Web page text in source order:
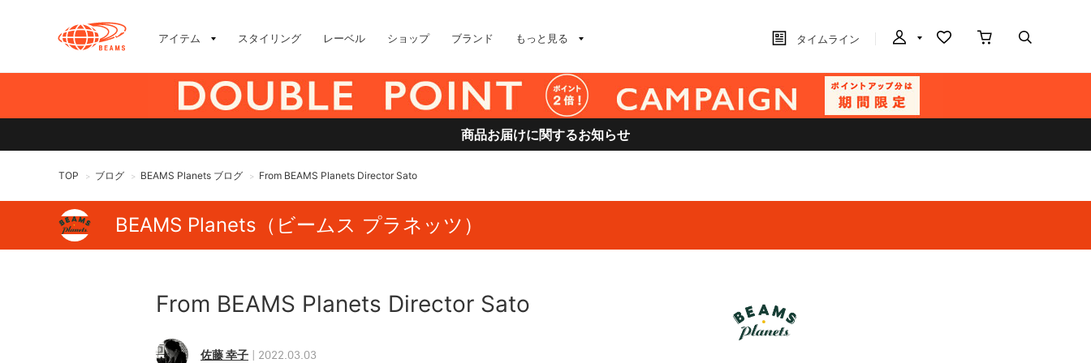
アイテム スタイリング レーベル ショップ ブランド もっと見る タイムライン
商品お届けに関するお知らせ
TOP > ブログ > BEAMS Planets ブログ > From BEAMS Planets Director Sato
BEAMS Planets（ビームス プラネッツ）
From BEAMS Planets Director Sato
佐藤 幸子 2022.03.03